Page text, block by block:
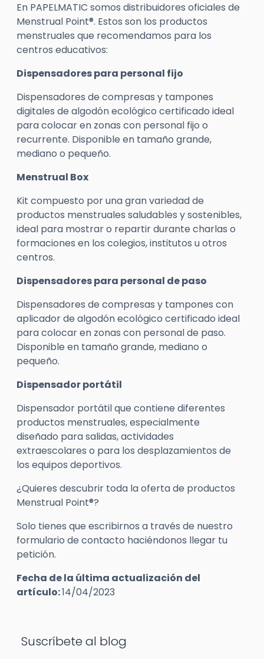
En PAPELMATIC somos distribuidores oficiales de
Menstrual Point®. Estos son los productos
menstruales que recomendamos para los
centros educativos:
Dispensadores para personal fijo
Dispensadores de compresas y tampones
digitales de algodón ecológico certificado ideal
para colocar en zonas con personal fijo o
recurrente. Disponible en tamaño grande,
mediano o pequeño.
Menstrual Box
Kit compuesto por una gran variedad de
productos menstruales saludables y sostenibles,
ideal para mostrar o repartir durante charlas o
formaciones en los colegios, institutos u otros
centros.
Dispensadores para personal de paso
Dispensadores de compresas y tampones con
aplicador de algodón ecológico certificado ideal
para colocar en zonas con personal de paso.
Disponible en tamaño grande, mediano o
pequeño.
Dispensador portátil
Dispensador portátil que contiene diferentes
productos menstruales, especialmente
diseñado para salidas, actividades
extraescolares o para los desplazamientos de
los equipos deportivos.
¿Quieres descubrir toda la oferta de productos
Menstrual Point®?
Solo tienes que escribirnos a través de nuestro
formulario de contacto haciéndonos llegar tu
petición.
Fecha de la última actualización del
artículo:14/04/2023
Suscríbete al blog